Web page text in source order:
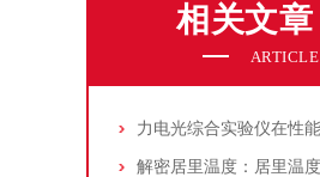
相关文章
ARTICLE